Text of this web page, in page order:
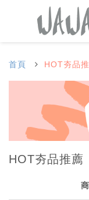
首頁 HOT夯品
HOT夯品推薦